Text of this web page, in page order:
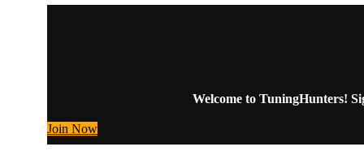
Welcome to TuningHunters!
Join Now